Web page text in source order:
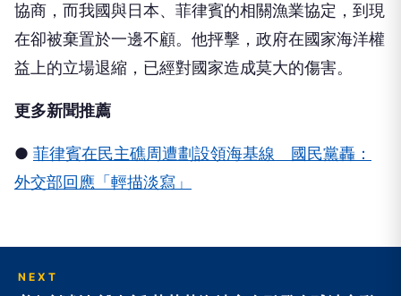
協商，而我國與日本、菲律賓的相關漁業協定，到現
在卻被棄置於一邊不顧。他抨擊，政府在國家海洋權
益上的立場退縮，已經對國家造成莫大的傷害。
更多新聞推薦
● 菲律賓在民主礁周遭劃設領海基線 國民黨轟：
外交部回應「輕描淡寫」
NEXT